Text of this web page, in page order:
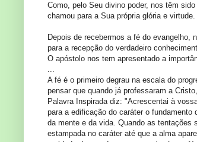
Como, pelo Seu divino poder, nos têm
chamou para a Sua própria glória e
Depois de recebermos a fé do
para a recepção do verdadeiro
O apóstolo nos tem apresentado a
...
A fé é o primeiro degrau na escala do
pensar que quando já professaram a
Palavra Inspirada diz: "Acrescentai à
para a edificação do caráter o
da mente e da vida. Quando as tentações
estampada no caráter até que a alma